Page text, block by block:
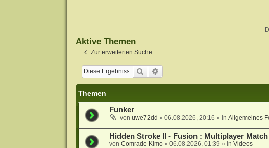
Aktive Themen
Zur erweiterten Suche
Suche
Themen
Funker
von uwe72dd » 06.08.2026, 20:16 » in Allgemeines
Hidden Stroke II - Fusion : Multiplayer
von Comrade Kimo» 06.08.2026, 01:39 » in Videos